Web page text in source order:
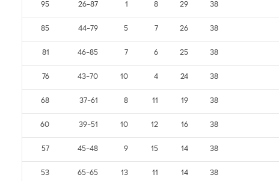
38
29
8
1
26-87
95
38
26
7
5
44-79
85
38
25
6
7
46-85
81
38
24
4
10
43-70
76
38
19
11
8
37-61
68
38
16
12
10
39-51
60
38
14
15
9
45-48
57
38
14
11
13
65-65
53